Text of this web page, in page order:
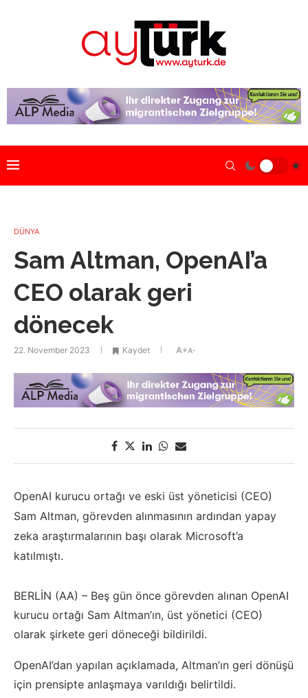
DÜNYA
Sam Altman, OpenAI’a
CEO olarak geri
dönecek
22. November 2023 Kaydet A+A-
OpenAI kurucu ortağı ve eski üst yöneticisi (CEO)
Sam Altman, görevden alınmasının ardından yapay
zeka araştırmalarının başı olarak Microsoft’a
katılmıştı.
BERLİN (AA) – Beş gün önce görevden alınan OpenAI
kurucu ortağı Sam Altman’ın, üst yönetici (CEO)
olarak şirkete geri döneceği bildirildi.
OpenAI’dan yapılan açıklamada, Altman’ın geri dönüşü
için prensipte anlaşmaya varıldığı belirtildi.